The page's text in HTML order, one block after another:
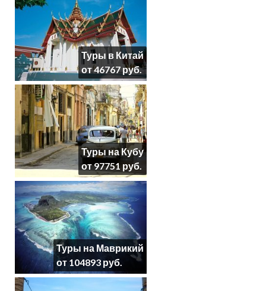
Туры в Китай
от 46767 руб.
Туры на Кубу
от 97751 руб.
Туры на Маврикий
от 104893 руб.